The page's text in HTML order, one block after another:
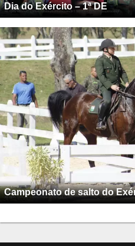
Dia do Exército – 1ª DE
Campeonato de salto do